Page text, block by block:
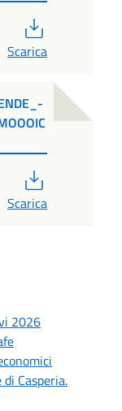
Scarica
Scarica
2026
Casperia.